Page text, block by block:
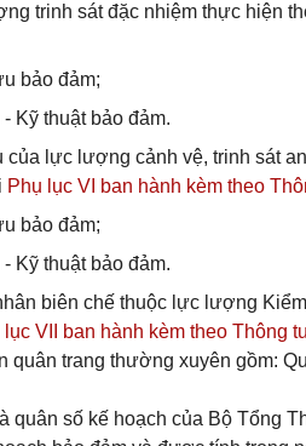
trinh sát đặc nhiệm thực hiện
bảo đảm;
Kỹ thuật bảo đảm.
lực lượng cảnh vệ, trinh sát
Phụ lục VI ban hành kèm theo
bảo đảm;
Kỹ thuật bảo đảm.
biên chế thuộc lực lượng
lục VII ban hành kèm theo Thông
quân trang thường xuyên gồm:
quân số kế hoạch của Bộ Tổng